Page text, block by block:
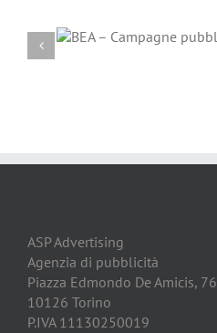
ASP Advertising
Agenzia di pubblicità
Piazza Edmondo De Amicis, 76
10126 Torino
P.IVA 11130250019